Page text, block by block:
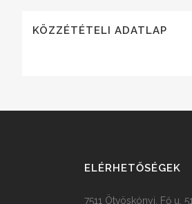
KÖZZÉTÉTELI ADATLAP
ELÉRHETŐSÉGEK
7511 Ötvöskónyi, Fő u. 51.